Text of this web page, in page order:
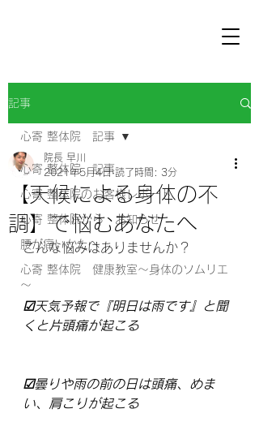
記事
心寄 整体院 記事
心寄 整体院のお客様レポート
心寄 整体院から お知らせ
腰が痛いかたへ
心寄 整体院 健康教室～身体のソムリエ
～
心寄 整体院 記事
【天候による身体の不
調】で悩むあなたへ
院長 早川
2021年5月4日 読了時間: 3分
こんな悩みはありませんか？
☑天気予報で『明日は雨です』と聞
くと片頭痛が起こる
☑曇りや雨の前の日は頭痛、めま
い、肩こりが起こる